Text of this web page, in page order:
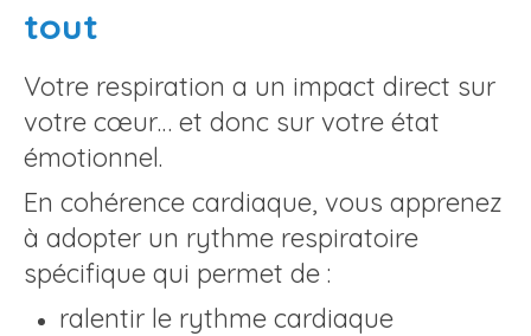
tout
Votre respiration a un impact direct sur
votre cœur… et donc sur votre état
émotionnel.
En cohérence cardiaque, vous apprenez
à adopter un rythme respiratoire
spécifique qui permet de :
ralentir le rythme cardiaque